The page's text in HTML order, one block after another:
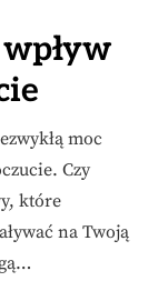
moc
Czy
które
na Twoją